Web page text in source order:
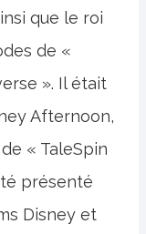
que le roi
de «
». Il était
Afternoon,
« TaleSpin
présenté
Disney et